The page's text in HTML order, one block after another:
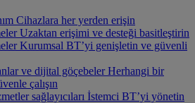
Cihazlara her yerden erişin
Uzaktan erişimi ve desteği basitleştirin
Kurumsal BT’yi genişletin ve güvenli
ve dijital göçebeler Herhangi bir
çalışın
sağlayıcıları İstemci BT’yi yönetin